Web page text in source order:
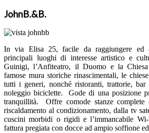
JohnB.&B.
In via Elisa 25, facile da raggiungere ed
principali luoghi di interesse artistico e
Guinigi, l’Anfiteatro, il Duomo e la
famose mura storiche rinascimentali, le
tutti i generi, nonché ristoranti, trattorie, bar
noleggio biciclette. Gode di una posizione
tranquillità. Offre comode stanze
riscaldamento al condizionamento, dalla tv
cuscini morbidi o rigidi e l’immancabile
fattura pregiata con docce ad ampio soffione